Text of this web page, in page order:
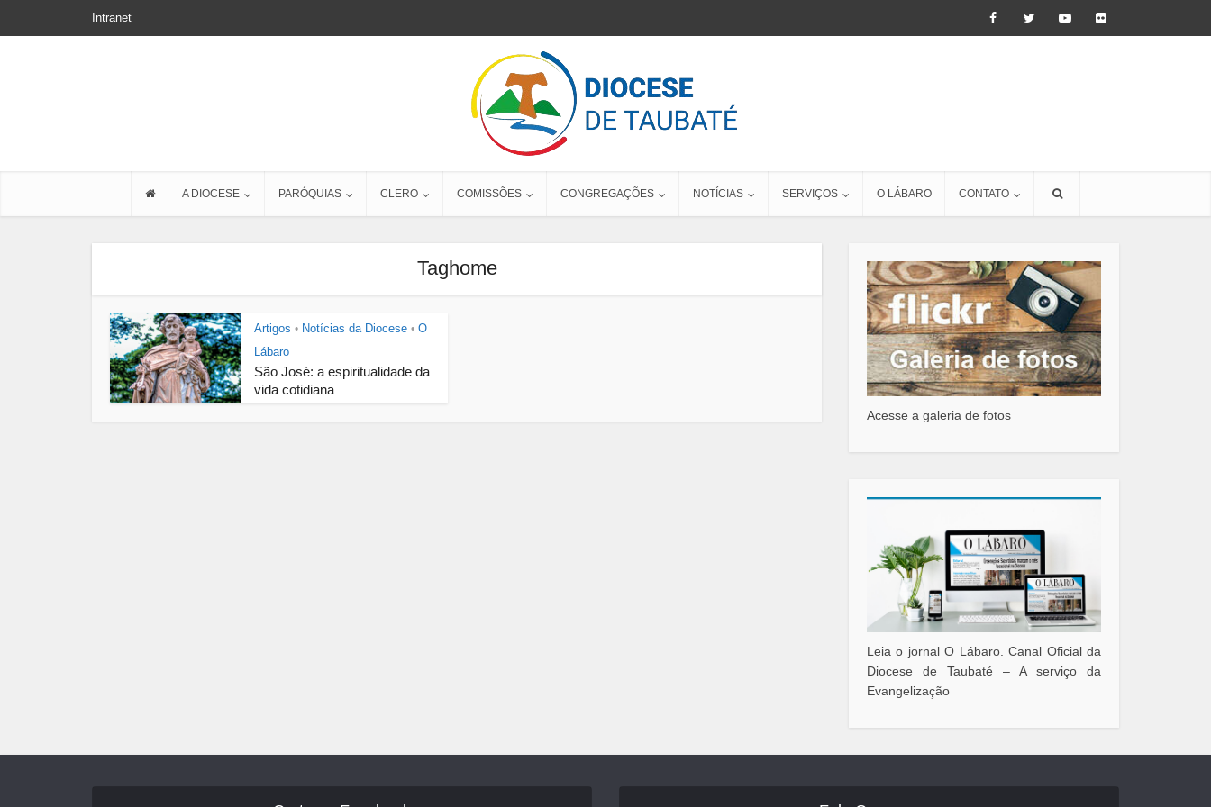
Intranet
A DIOCESE PARÓQUIAS CLERO COMISSÕES CONGREGAÇÕES NOTÍCIAS SERVIÇOS O LÁBARO CONTATO
Taghome
Artigos • Notícias da Diocese • O
Lábaro
São José: a espiritualidade da
vida cotidiana
Acesse a galeria de fotos
Leia o jornal O Lábaro. Canal Oficial da
Diocese de Taubaté – A serviço da
Evangelização